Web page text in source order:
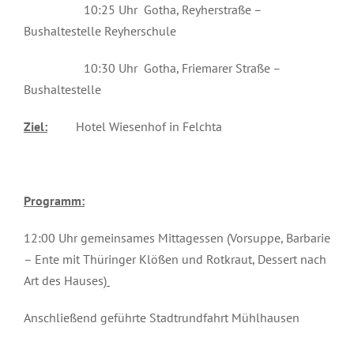
10:25 Uhr Gotha, Reyherstraße –
Bushaltestelle Reyherschule
10:30 Uhr Gotha, Friemarer Straße –
Bushaltestelle
Ziel: Hotel Wiesenhof in Felchta
Programm:
12:00 Uhr gemeinsames Mittagessen (Vorsuppe, Barbarie
– Ente mit Thüringer Klößen und Rotkraut, Dessert nach
Art des Hauses)
Anschließend geführte Stadtrundfahrt Mühlhausen